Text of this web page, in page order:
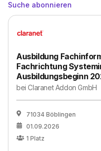
Suche abonnieren
Ausbildung
Fachrichtung
Ausbildungsbeginn
beiClaranet Addon GmbH
71034 Böblingen
01.09.2026
1 Platz